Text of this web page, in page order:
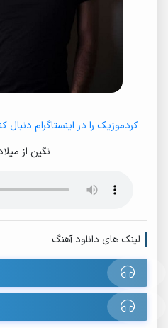
کردموزیک را در اینستاگرام
نگین از
لینک های دانلود آهنگ